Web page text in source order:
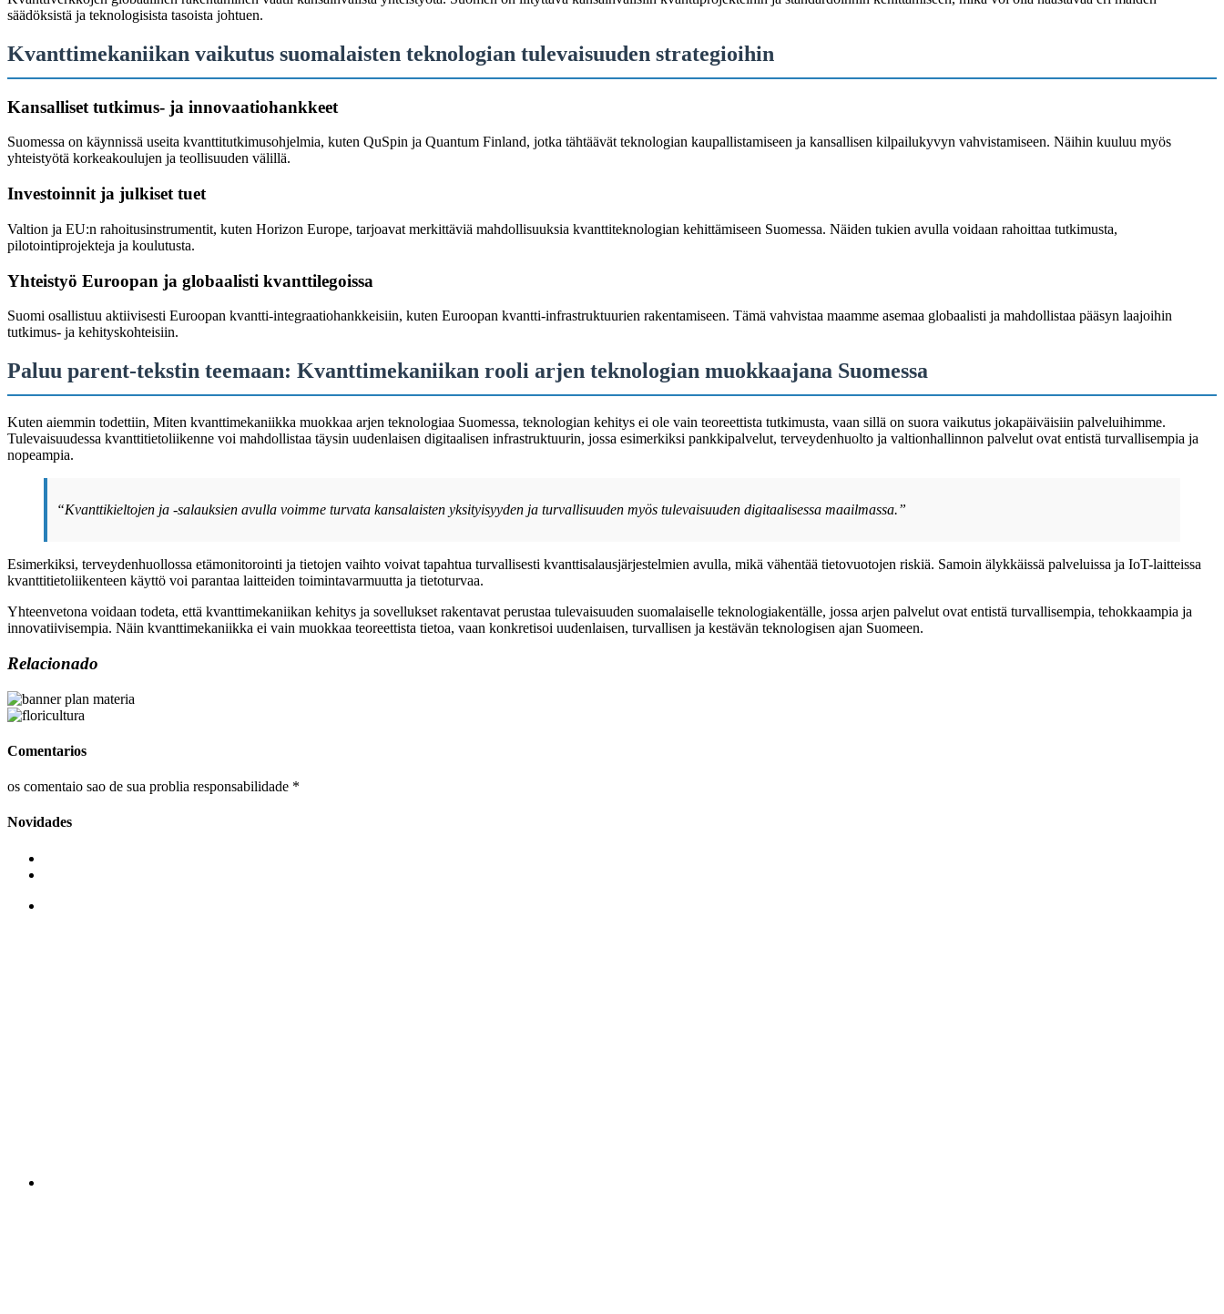
säädöksistä ja teknologisista tasoista johtuen.
Kvanttimekaniikan vaikutus suomalaisten teknologian tulevaisuuden strategioihin
Kansalliset tutkimus- ja innovaatiohankkeet
Suomessa on käynnissä useita kvanttitutkimusohjelmia, kuten QuSpin ja Quantum Finland, jotka tähtäävät teknologian kaupallistamiseen ja kansallisen kilpailukyvyn vahvistamiseen. Näihin kuuluu myös
yhteistyötä korkeakoulujen ja teollisuuden välillä.
Investoinnit ja julkiset tuet
Valtion ja EU:n rahoitusinstrumentit, kuten Horizon Europe, tarjoavat merkittäviä mahdollisuuksia kvanttiteknologian kehittämiseen Suomessa. Näiden tukien avulla voidaan rahoittaa tutkimusta,
pilotointiprojekteja ja koulutusta.
Yhteistyö Euroopan ja globaalisti kvanttilegoissa
Suomi osallistuu aktiivisesti Euroopan kvantti-integraatiohankkeisiin, kuten Euroopan kvantti-infrastruktuurien rakentamiseen. Tämä vahvistaa maamme asemaa globaalisti ja mahdollistaa pääsyn laajoihin
tutkimus- ja kehityskohteisiin.
Paluu parent-tekstin teemaan: Kvanttimekaniikan rooli arjen teknologian muokkaajana Suomessa
Kuten aiemmin todettiin, Miten kvanttimekaniikka muokkaa arjen teknologiaa Suomessa, teknologian kehitys ei ole vain teoreettista tutkimusta, vaan sillä on suora vaikutus jokapäiväisiin palveluihimme.
Tulevaisuudessa kvanttitietoliikenne voi mahdollistaa täysin uudenlaisen digitaalisen infrastruktuurin, jossa esimerkiksi pankkipalvelut, terveydenhuolto ja valtionhallinnon palvelut ovat entistä turvallisempia ja
nopeampia.
“Kvanttikieltojen ja -salauksien avulla voimme turvata kansalaisten yksityisyyden ja turvallisuuden myös tulevaisuuden digitaalisessa maailmassa.”
Esimerkiksi, terveydenhuollossa etämonitorointi ja tietojen vaihto voivat tapahtua turvallisesti kvanttisalausjärjestelmien avulla, mikä vähentää tietovuotojen riskiä. Samoin älykkäissä palveluissa ja IoT-laitteissa
kvanttitietoliikenteen käyttö voi parantaa laitteiden toimintavarmuutta ja tietoturvaa.
Yhteenvetona voidaan todeta, että kvanttimekaniikan kehitys ja sovellukset rakentavat perustaa tulevaisuuden suomalaiselle teknologiakentälle, jossa arjen palvelut ovat entistä turvallisempia, tehokkaampia ja
innovatiivisempia. Näin kvanttimekaniikka ei vain muokkaa teoreettista tietoa, vaan konkretisoi uudenlaisen, turvallisen ja kestävän teknologisen ajan Suomeen.
Relacionado
Comentarios
os comentaio sao de sua problia responsabilidade *
Novidades